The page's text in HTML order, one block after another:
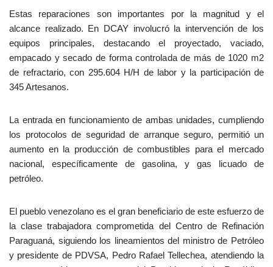
Estas reparaciones son importantes por la magnitud y el
alcance realizado. En DCAY involucró la intervención de los
equipos principales, destacando el proyectado, vaciado,
empacado y secado de forma controlada de más de 1020 m2
de refractario, con 295.604 H/H de labor y la participación de
345 Artesanos.
La entrada en funcionamiento de ambas unidades, cumpliendo
los protocolos de seguridad de arranque seguro, permitió un
aumento en la producción de combustibles para el mercado
nacional, específicamente de gasolina, y gas licuado de
petróleo.
El pueblo venezolano es el gran beneficiario de este esfuerzo de
la clase trabajadora comprometida del Centro de Refinación
Paraguaná, siguiendo los lineamientos del ministro de Petróleo
y presidente de PDVSA, Pedro Rafael Tellechea, atendiendo la